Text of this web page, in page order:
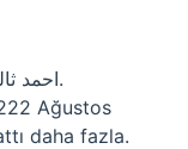
Ağustos
daha fazla.